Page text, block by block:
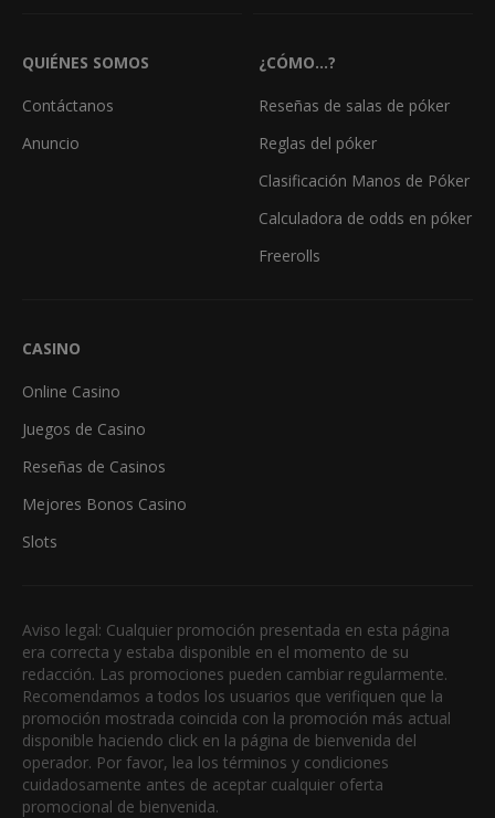
QUIÉNES SOMOS
Contáctanos
Anuncio
¿CÓMO...?
Reseñas de salas de póker
Reglas del póker
Clasificación Manos de Póker
Calculadora de odds en póker
Freerolls
CASINO
Online Casino
Juegos de Casino
Reseñas de Casinos
Mejores Bonos Casino
Slots
Aviso legal: Cualquier promoción presentada en esta página
era correcta y estaba disponible en el momento de su
redacción. Las promociones pueden cambiar regularmente.
Recomendamos a todos los usuarios que verifiquen que la
promoción mostrada coincida con la promoción más actual
disponible haciendo click en la página de bienvenida del
operador. Por favor, lea los términos y condiciones
cuidadosamente antes de aceptar cualquier oferta
promocional de bienvenida.